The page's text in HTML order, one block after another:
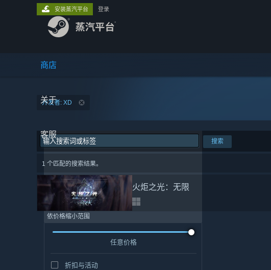
商店
关于
客服
安装蒸汽平台 登录
开发者: XD
搜索
1 个匹配的搜索结果。
火炬之光：无限
依价格缩小范围
任意价格
折扣与活动